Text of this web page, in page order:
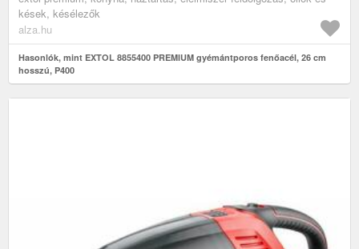
kések, késélezők
alza.hu
Hasonlók, mint EXTOL 8855400 PREMIUM gyémántporos fenőacél, 26 cm
hosszú, P400